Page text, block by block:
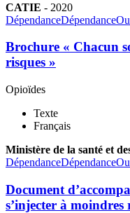
CATIE - 2020
DépendanceDépendance
Brochure « Chacun
risques »
Opioïdes
Texte
Français
Ministère de la santé et
DépendanceDépendance
Document
s’injecter à moindres